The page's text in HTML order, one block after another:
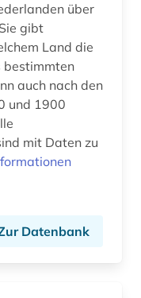
über
gibt
Land die
bestimmten
auch nach den
und 1900
mit Daten zu
Datenbank